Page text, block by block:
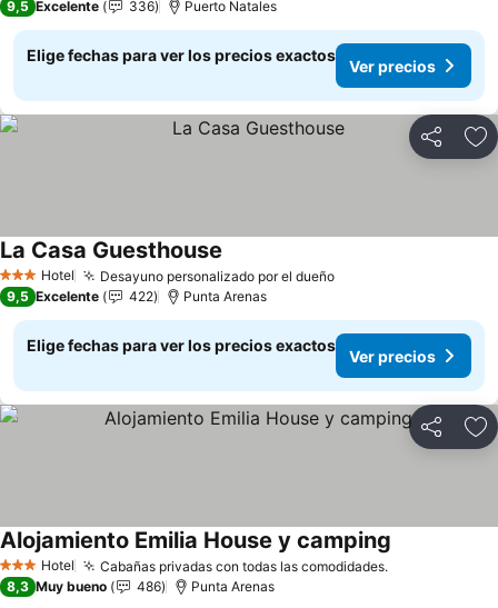
9,5 Excelente 336 Puerto Natales
Elige fechas para ver los precios exactos
Ver precios
Compartir
3 Estrellas
Hotel Desayuno personalizado por el dueñoVer precios
La Casa Guesthouse
9,5 Excelente 422 Punta Arenas
Elige fechas para ver los precios exactos
Ver precios
Compartir
3 Estrellas
Hotel Cabañas privadas con todas las comodidades.Ver precios
Alojamiento Emilia House y camping
8,3 Muy bueno 486 Punta Arenas